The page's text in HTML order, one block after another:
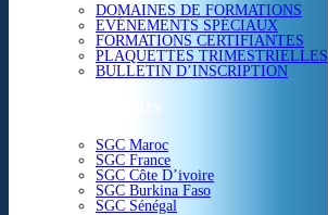
DOMAINES DE FORMATIONS
EVÉNEMENTS SPÉCIAUX
FORMATIONS CERTIFIANTES
PLAQUETTES TRIMESTRIELLES
BULLETIN D’INSCRIPTION
NOS CENTRES
SGC Maroc
SGC France
SGC Côte D’ivoire
SGC Burkina Faso
SGC Sénégal